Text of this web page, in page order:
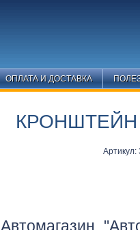
ОПЛАТА И ДОСТАВКА
КРОНШТЕЙН
Автомагазин